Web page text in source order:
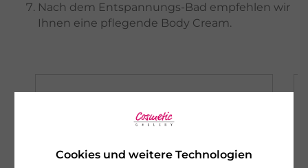
Cookies und weitere Technologien
Nach dem Entspannungs-Bad empfehlen wir
Ihnen eine pflegende Body Cream.